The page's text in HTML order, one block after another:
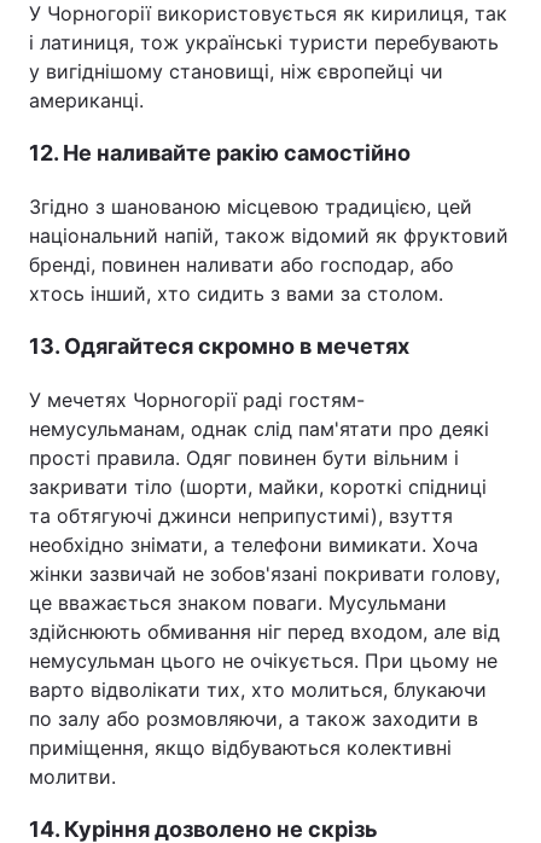
У Чорногорії використовується як кирилиця, так
і латиниця, тож українські туристи перебувають
у вигіднішому становищі, ніж європейці чи
американці.
12. Не наливайте ракію самостійно
Згідно з шанованою місцевою традицією, цей
національний напій, також відомий як фруктовий
бренді, повинен наливати або господар, або
хтось інший, хто сидить з вами за столом.
13. Одягайтеся скромно в мечетях
У мечетях Чорногорії раді гостям-
немусульманам, однак слід пам'ятати про деякі
прості правила. Одяг повинен бути вільним і
закривати тіло (шорти, майки, короткі спідниці
та обтягуючі джинси неприпустимі), взуття
необхідно знімати, а телефони вимикати. Хоча
жінки зазвичай не зобов'язані покривати голову,
це вважається знаком поваги. Мусульмани
здійснюють обмивання ніг перед входом, але від
немусульман цього не очікується. При цьому не
варто відволікати тих, хто молиться, блукаючи
по залу або розмовляючи, а також заходити в
приміщення, якщо відбуваються колективні
молитви.
14. Куріння дозволено не скрізь